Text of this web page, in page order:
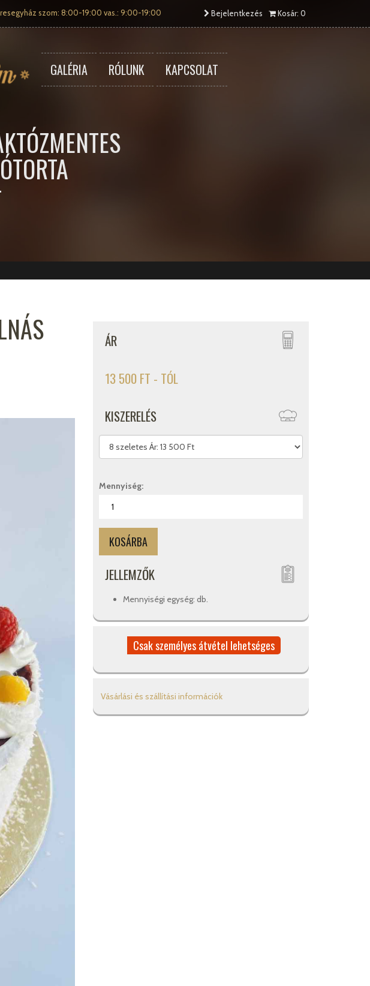
szom: 8:00-19:00 vas.: 9:00-19:00 Bejelentkezés Kosár: 0
GALÉRIA RÓLUNK KAPCSOLAT
ÁR
13 500 FT - TÓL
KISZERELÉS
Mennyiség:
JELLEMZŐK
Mennyiségi egység: db.
Csak személyes átvétel lehetséges
Vásárlási és szállítási információk